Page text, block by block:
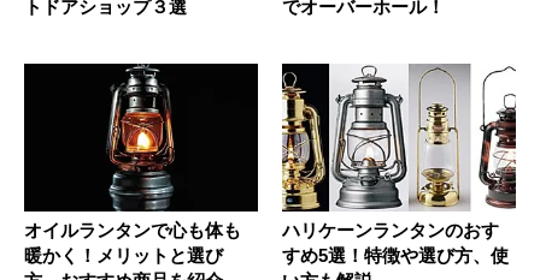
トドアショップ３選
でオーバーホール！
オイルランタンで心も体も
暖かく！メリットと選び
ハリケーンランタンのおす
すめ5選！特徴や選び方、使